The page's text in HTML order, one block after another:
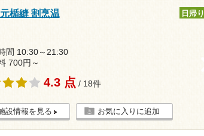
楯縫 割烹温
日帰り
間 10:30～21:30
700円～
4.3 点 / 18件
設情報を見る お気に入りに追加